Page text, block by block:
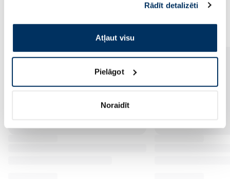
pakalpojumus. Ja piekrītat šo papildu sīkdatņu
izmantošanai, lūdzu, atzīmējiet savu izvēli:
Rādīt detalizēti
Atļaut visu
Pielāgot
Noraidīt